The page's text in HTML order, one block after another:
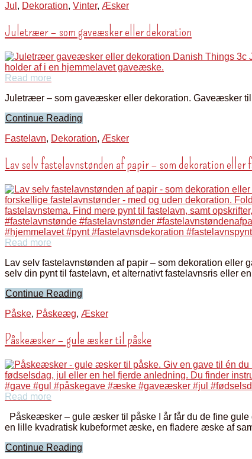
Jul , Dekoration, Vinter, Æsker
Juletræer – som gaveæsker eller dekoration
Read more
Juletræer – som gaveæsker eller dekoration. Gaveæsker
Continue Reading
Fastelavn, Dekoration, Æsker
Lav selv fastelavnstønden af papir – som dekoration eller
Read more
Lav selv fastelavnstønden af papir – som dekoration eller
selv din pynt til fastelavn, et alternativt fastelavnsris eller
Continue Reading
Påske, Påskeæg, Æsker
Påskeæsker – gule æsker til påske
Read more
Påskeæsker – gule æsker til påske I år får du de fine
en lille kvadratisk kubeformet æske, en fladere æske af
Continue Reading